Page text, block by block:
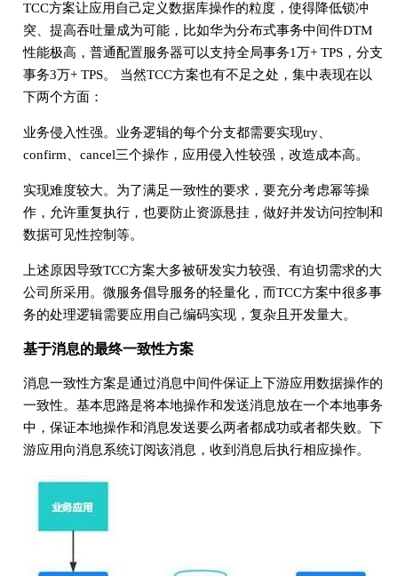
TCC方案让应用自己定义数据库操作的粒度，使得降低锁冲
突、提高吞吐量成为可能，比如华为分布式事务中间件DTM
性能极高，普通配置服务器可以支持全局事务1万+ TPS，分支
事务3万+ TPS。 当然TCC方案也有不足之处，集中表现在以
下两个方面：
业务侵入性强。业务逻辑的每个分支都需要实现try、
confirm、cancel三个操作，应用侵入性较强，改造成本高。
实现难度较大。为了满足一致性的要求，要充分考虑幂等操
作，允许重复执行，也要防止资源悬挂，做好并发访问控制和
数据可见性控制等。
上述原因导致TCC方案大多被研发实力较强、有迫切需求的大
公司所采用。微服务倡导服务的轻量化，而TCC方案中很多事
务的处理逻辑需要应用自己编码实现，复杂且开发量大。
基于消息的最终一致性方案
消息一致性方案是通过消息中间件保证上下游应用数据操作的
一致性。基本思路是将本地操作和发送消息放在一个本地事务
中，保证本地操作和消息发送要么两者都成功或者都失败。下
游应用向消息系统订阅该消息，收到消息后执行相应操作。